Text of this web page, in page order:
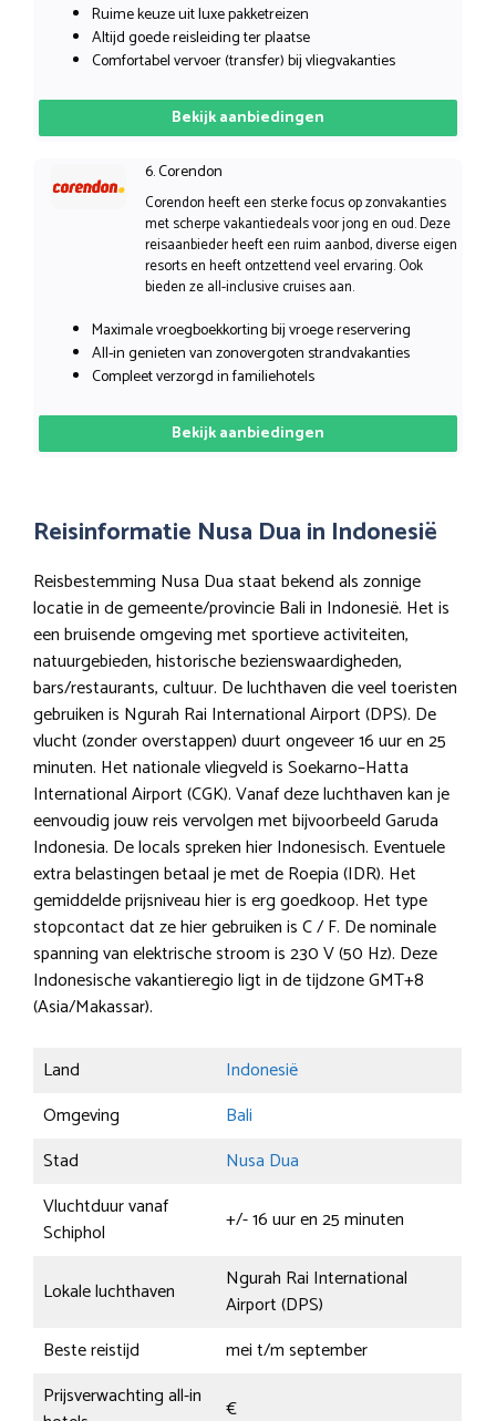
Ruime keuze uit luxe pakketreizen
Altijd goede reisleiding ter plaatse
Comfortabel vervoer (transfer) bij vliegvakanties
Bekijk aanbiedingen
6. Corendon
Corendon heeft een sterke focus op zonvakanties
met scherpe vakantiedeals voor jong en oud. Deze
reisaanbieder heeft een ruim aanbod, diverse eigen
resorts en heeft ontzettend veel ervaring. Ook
bieden ze all-inclusive cruises aan.
Maximale vroegboekkorting bij vroege reservering
All-in genieten van zonovergoten strandvakanties
Compleet verzorgd in familiehotels
Bekijk aanbiedingen
Reisinformatie Nusa Dua in Indonesië
Reisbestemming Nusa Dua staat bekend als zonnige
locatie in de gemeente/provincie Bali in Indonesië. Het is
een bruisende omgeving met sportieve activiteiten,
natuurgebieden, historische bezienswaardigheden,
bars/restaurants, cultuur. De luchthaven die veel toeristen
gebruiken is Ngurah Rai International Airport (DPS). De
vlucht (zonder overstappen) duurt ongeveer 16 uur en 25
minuten. Het nationale vliegveld is Soekarno–Hatta
International Airport (CGK). Vanaf deze luchthaven kan je
eenvoudig jouw reis vervolgen met bijvoorbeeld Garuda
Indonesia. De locals spreken hier Indonesisch. Eventuele
extra belastingen betaal je met de Roepia (IDR). Het
gemiddelde prijsniveau hier is erg goedkoop. Het type
stopcontact dat ze hier gebruiken is C / F. De nominale
spanning van elektrische stroom is 230 V (50 Hz). Deze
Indonesische vakantieregio ligt in de tijdzone GMT+8
(Asia/Makassar).
Land
Indonesië
Omgeving
Bali
Stad
Nusa Dua
Vluchtduur vanaf
Schiphol
+/- 16 uur en 25 minuten
Lokale luchthaven
Ngurah Rai International
Airport (DPS)
Beste reistijd
mei t/m september
Prijsverwachting all-in
€